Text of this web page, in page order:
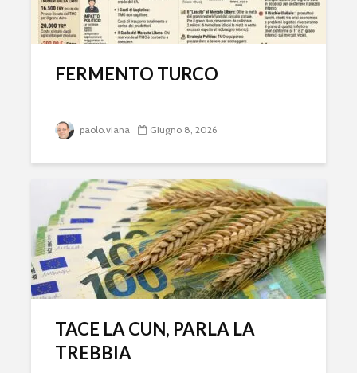
FERMENTO TURCO
paolo.viana Giugno 8, 2026
TACE LA CUN, PARLA LA
TREBBIA